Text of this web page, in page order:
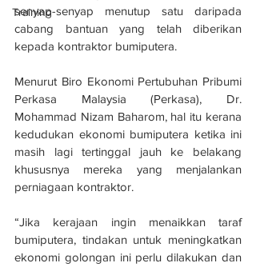
Training
senyap-senyap menutup satu daripada
cabang bantuan yang telah diberikan
kepada kontraktor bumiputera.
Menurut Biro Ekonomi Pertubuhan Pribumi
Perkasa Malaysia (Perkasa), Dr.
Mohammad Nizam Baharom, hal itu kerana
kedudukan ekonomi bumiputera ketika ini
masih lagi tertinggal jauh ke belakang
khususnya mereka yang menjalankan
perniagaan kontraktor.
“Jika kerajaan ingin menaikkan taraf
bumiputera, tindakan untuk meningkatkan
ekonomi golongan ini perlu dilakukan dan